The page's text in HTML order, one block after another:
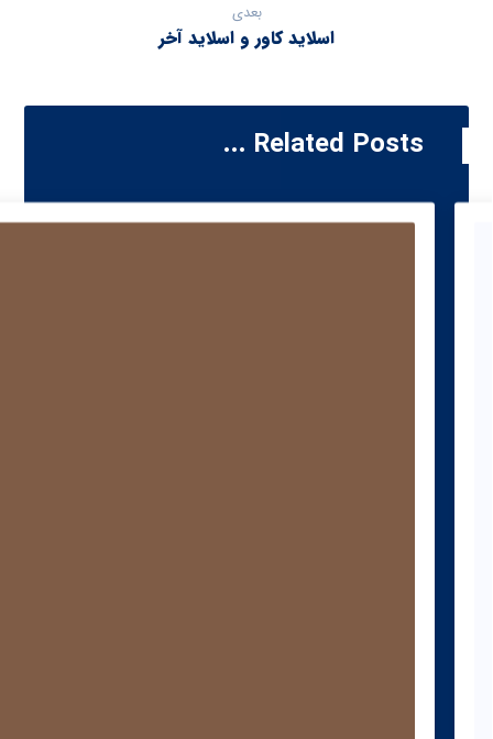
بعدی
اسلاید کاور و اسلاید آخر
Related Posts ...